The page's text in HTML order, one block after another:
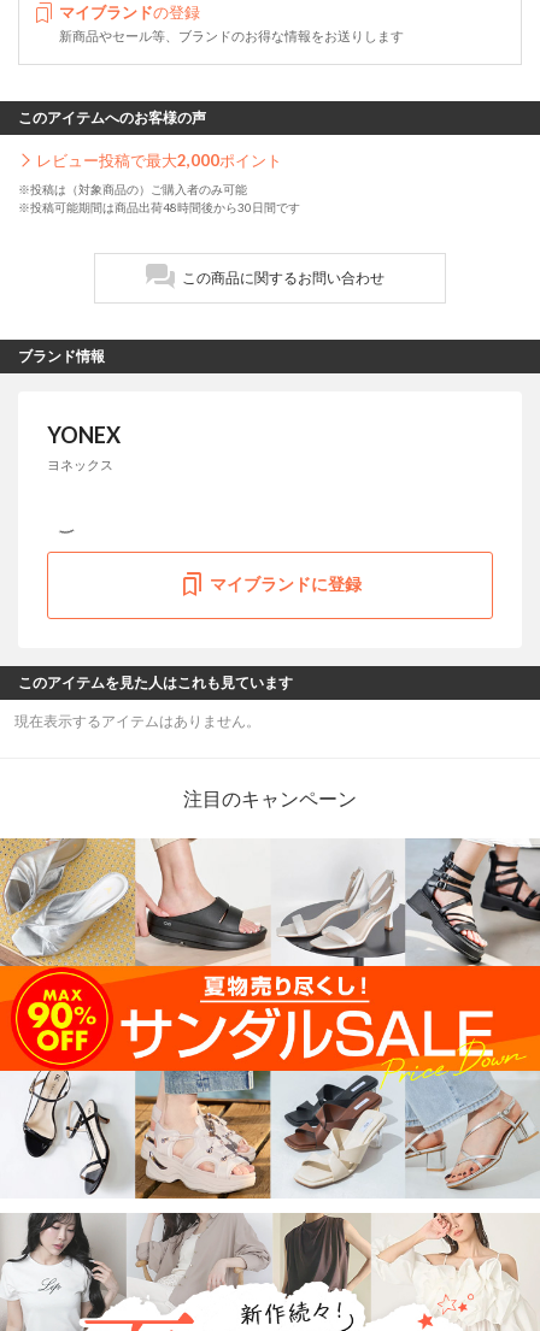
マイブランドの登録
新商品やセール等、ブランドのお得な情報をお送りします
このアイテムへのお客様の声
レビュー投稿で最大2,000ポイント
※投稿は（対象商品の）ご購入者のみ可能
※投稿可能期間は商品出荷48時間後から30日間です
この商品に関するお問い合わせ
ブランド情報
YONEX
ヨネックス
マイブランドに登録
このアイテムを見た人はこれも見ています
現在表示するアイテムはありません。
注目のキャンペーン